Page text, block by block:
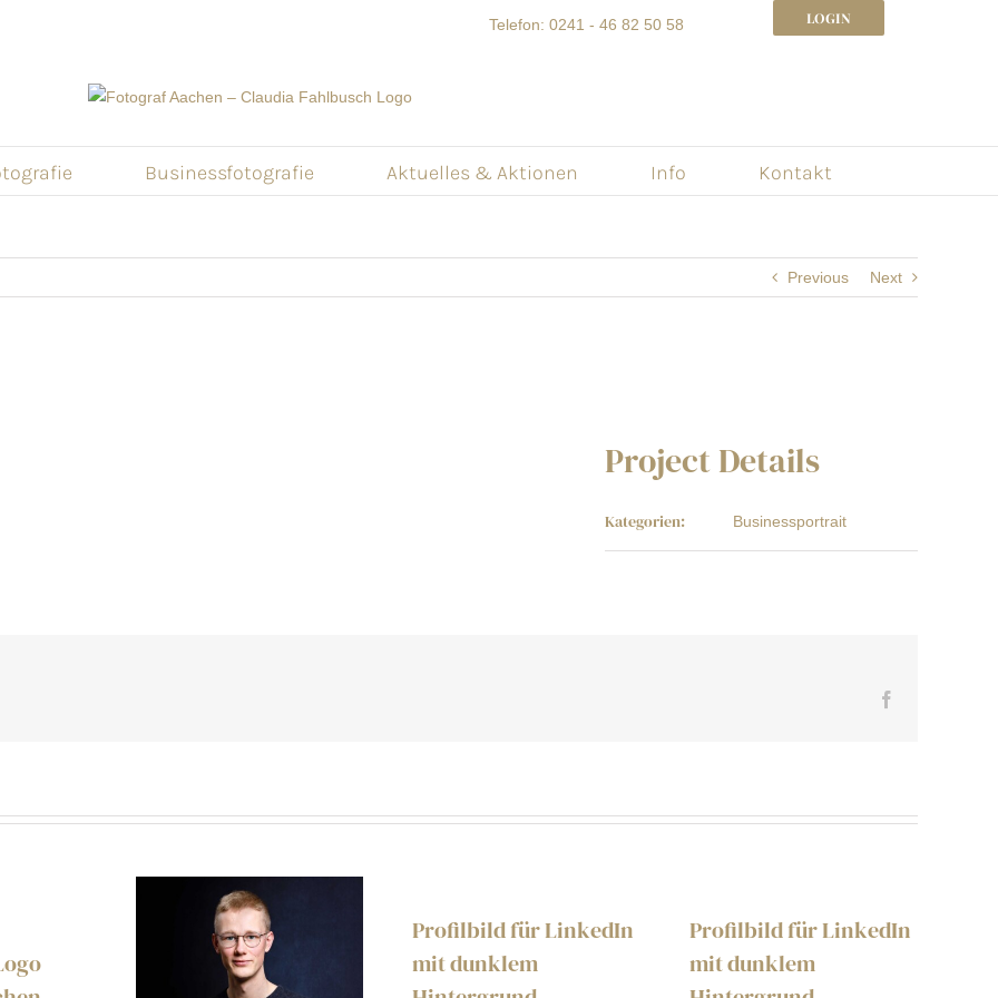
Telefon: 0241 - 46 82 50 58 LOGIN
Businessfotografie Aktuelles & Aktionen Info Kontakt
Previous Next
Project Details
Kategorien: Businessportrait
Profilbild für LinkedIn
mit dunklem
Profilbild für LinkedIn
mit dunklem